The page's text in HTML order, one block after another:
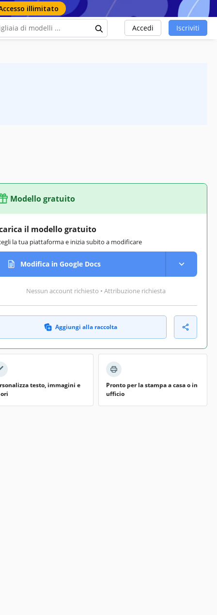
illimitato
Accedi Iscriviti
Modello gratuito
il modello gratuito
la tua piattaforma e inizia subito a modificare
Modifica in Google Docs
Nessun account richiesto • Attribuzione richiesta
Aggiungi alla raccolta
testo, immagini e
Pronto per la stampa a casa o in
ufficio